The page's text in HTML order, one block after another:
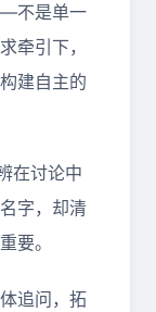
不是单一
牵引下，
建自主的
在讨论中
字，却清
要。
追问，拓